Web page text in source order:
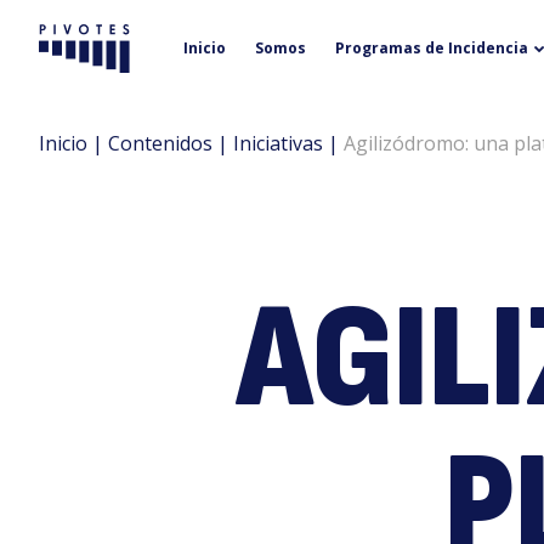
Pivotes Inicio Somos Programas de Incidencia
Inicio | Contenidos | Iniciativas | Agilizódromo: una